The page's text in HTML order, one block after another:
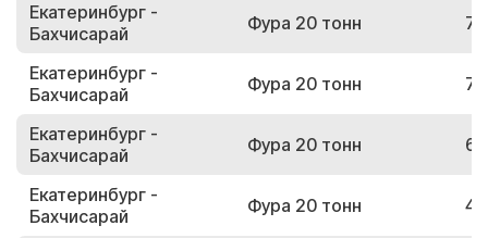
Екатеринбург -
Бахчисарай
Фура 20 тонн
Екатеринбург -
Бахчисарай
Фура 20 тонн
Екатеринбург -
Бахчисарай
Фура 20 тонн
Екатеринбург -
Бахчисарай
Фура 20 тонн